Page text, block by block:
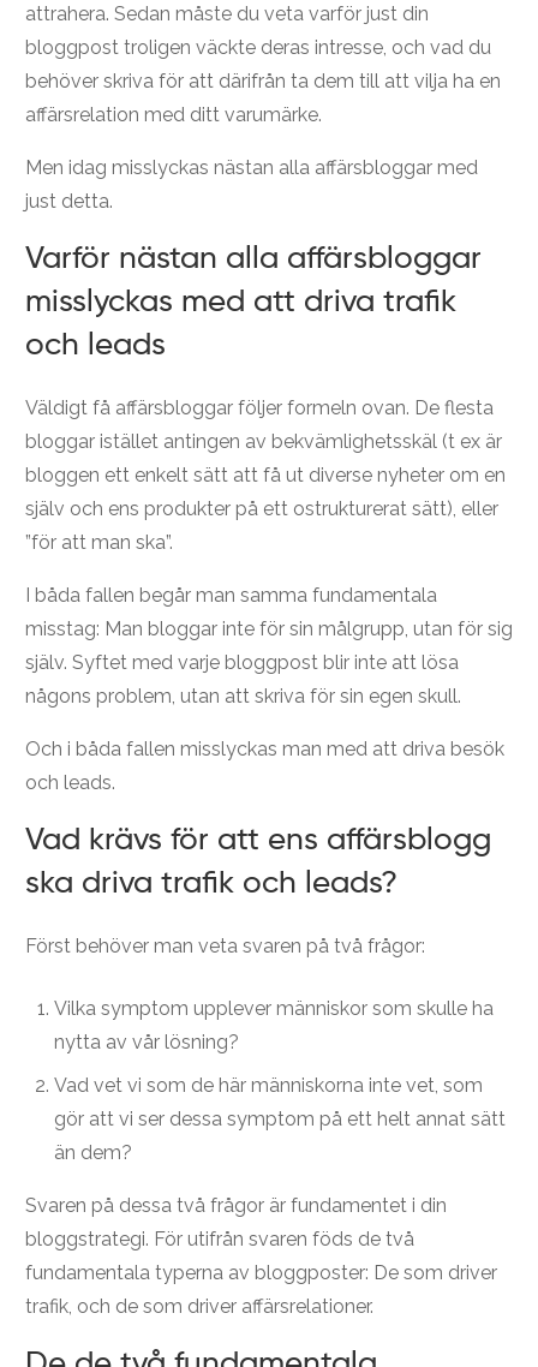
attrahera. Sedan måste du veta varför just din
bloggpost troligen väckte deras intresse, och vad du
behöver skriva för att därifrån ta dem till att vilja ha en
affärsrelation med ditt varumärke.
Men idag misslyckas nästan alla affärsbloggar med
just detta.
Varför nästan alla affärsbloggar
misslyckas med att driva trafik
och leads
Väldigt få affärsbloggar följer formeln ovan. De flesta
bloggar istället antingen av bekvämlighetsskäl (t ex är
bloggen ett enkelt sätt att få ut diverse nyheter om en
själv och ens produkter på ett ostrukturerat sätt), eller
”för att man ska”.
I båda fallen begår man samma fundamentala
misstag: Man bloggar inte för sin målgrupp, utan för sig
själv. Syftet med varje bloggpost blir inte att lösa
någons problem, utan att skriva för sin egen skull.
Och i båda fallen misslyckas man med att driva besök
och leads.
Vad krävs för att ens affärsblogg
ska driva trafik och leads?
Först behöver man veta svaren på två frågor:
Vilka symptom upplever människor som skulle ha
nytta av vår lösning?
Vad vet vi som de här människorna inte vet, som
gör att vi ser dessa symptom på ett helt annat sätt
än dem?
Svaren på dessa två frågor är fundamentet i din
bloggstrategi. För utifrån svaren föds de två
fundamentala typerna av bloggposter: De som driver
trafik, och de som driver affärsrelationer.